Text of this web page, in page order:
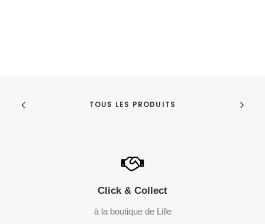
TOUS LES PRODUITS
Click & Collect
à la boutique de Lille